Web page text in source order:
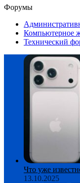
Форумы
Компьютерное
Технический
Что уже
13.10.2025